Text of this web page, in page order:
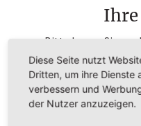
Bitte lassen Sie uns
Sie haben und
Diese Seite nutzt
Dritten, um ihre Dienste
verbessern und
der Nutzer anzuzeigen.